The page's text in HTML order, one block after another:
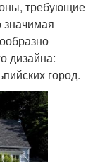
требующие
дизайна:
город.